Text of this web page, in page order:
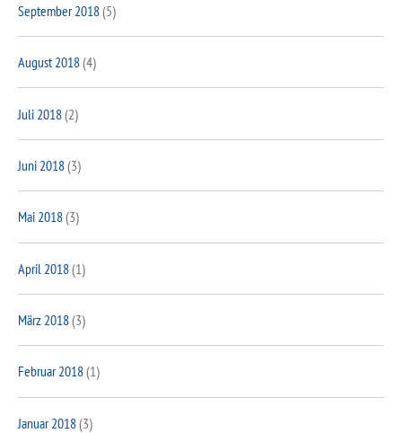
September 2018(5)
August 2018(4)
Juli 2018(2)
Juni 2018(3)
Mai 2018(3)
April 2018(1)
März 2018(3)
Februar 2018(1)
Januar 2018(3)